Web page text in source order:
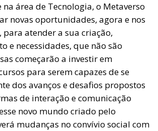
área de Tecnologia, o Metaverso
novas oportunidades, agora e nos
para atender a sua criação,
e necessidades, que não são
começarão a investir em
para serem capazes de se
dos avanços e desafios propostos
de interação e comunicação
novo mundo criado pelo
mudanças no convívio social com